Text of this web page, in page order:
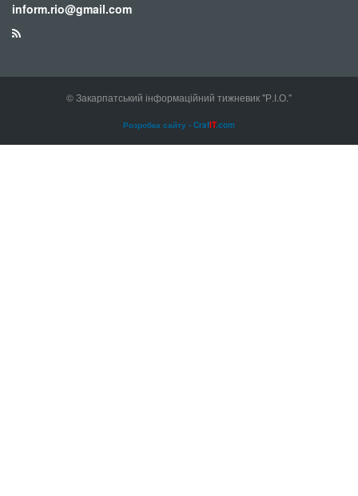
inform.rio@gmail.com
© Закарпатський інформаційний тижневик "Р.І.О."
Розробка сайту - CrafIT.com